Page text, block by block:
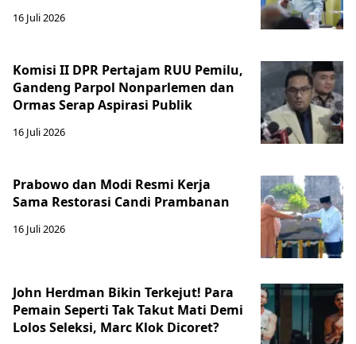
16 Juli 2026
Komisi II DPR Pertajam RUU Pemilu,
Gandeng Parpol Nonparlemen dan
Ormas Serap Aspirasi Publik
16 Juli 2026
Prabowo dan Modi Resmi Kerja
Sama Restorasi Candi Prambanan
16 Juli 2026
John Herdman Bikin Terkejut! Para
Pemain Seperti Tak Takut Mati Demi
Lolos Seleksi, Marc Klok Dicoret?